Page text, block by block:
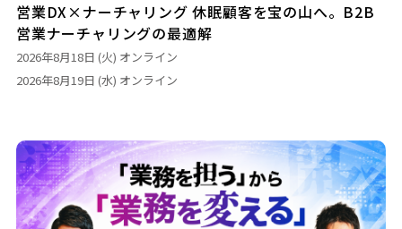
営業DX×ナーチャリング 休眠顧客を宝の山へ。B2B
営業ナーチャリングの最適解
2026年8月18日 (火) オンライン
2026年8月19日 (水) オンライン